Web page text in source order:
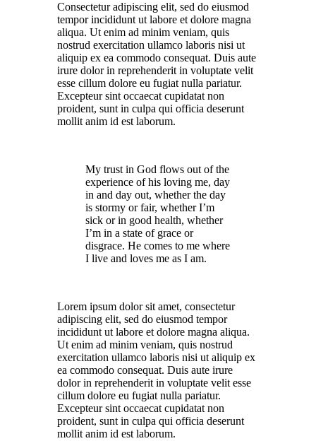
Consectetur adipiscing elit, sed do eiusmod
tempor incididunt ut labore et dolore magna
aliqua. Ut enim ad minim veniam, quis
nostrud exercitation ullamco laboris nisi ut
aliquip ex ea commodo consequat. Duis aute
irure dolor in reprehenderit in voluptate velit
esse cillum dolore eu fugiat nulla pariatur.
Excepteur sint occaecat cupidatat non
proident, sunt in culpa qui officia deserunt
mollit anim id est laborum.
My trust in God flows out of the
experience of his loving me, day
in and day out, whether the day
is stormy or fair, whether I’m
sick or in good health, whether
I’m in a state of grace or
disgrace. He comes to me where
I live and loves me as I am.
Lorem ipsum dolor sit amet, consectetur
adipiscing elit, sed do eiusmod tempor
incididunt ut labore et dolore magna aliqua.
Ut enim ad minim veniam, quis nostrud
exercitation ullamco laboris nisi ut aliquip ex
ea commodo consequat. Duis aute irure
dolor in reprehenderit in voluptate velit esse
cillum dolore eu fugiat nulla pariatur.
Excepteur sint occaecat cupidatat non
proident, sunt in culpa qui officia deserunt
mollit anim id est laborum.